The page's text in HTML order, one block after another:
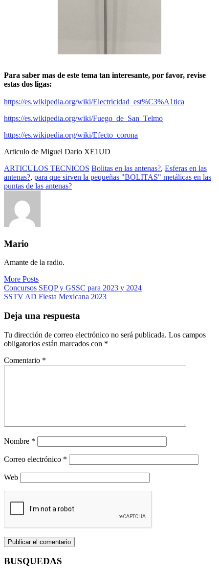
Para saber mas de este tema tan interesante, por favor, revise
estas dos ligas:
https://es.wikipedia.org/wiki/Electricidad_est%C3%A1tica
https://es.wikipedia.org/wiki/Fuego_de_San_Telmo
https://es.wikipedia.org/wiki/Efecto_corona
Articulo de Miguel Dario XE1UD
ARTICULOS TECNICOS Bolitas en las antenas?, Esferas en las
antenas?, para que sirven la pequeñas "BOLITAS" metálicas en las
puntas de las antenas?
Mario
Amante de la radio.
More Posts
Navegación
de
entradas
Concursos SEQP y GSSC para 2023 y 2024
SSTV AD Fiesta Mexicana 2023
Deja una respuesta
Tu dirección de correo electrónico no será publicada. Los campos
obligatorios están marcados con *
Comentario *
Nombre *
Correo electrónico *
Web
BUSQUEDAS